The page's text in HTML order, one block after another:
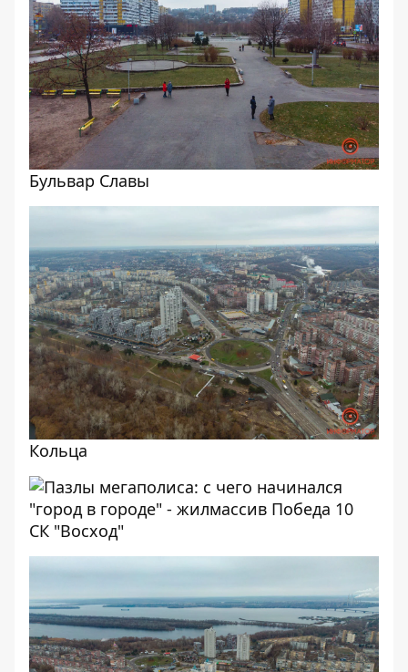
Бульвар Славы
Кольца
СК "Восход"